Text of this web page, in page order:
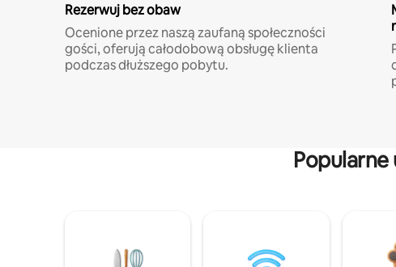
Rezerwuj bez obaw
Ocenione przez naszą zaufaną społeczności
gości, oferują całodobową obsługę klienta
podczas dłuższego pobytu.